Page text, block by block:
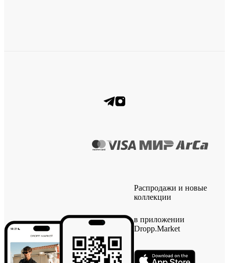
Распродажи и новые
коллекции
в приложении
Dropp.Market